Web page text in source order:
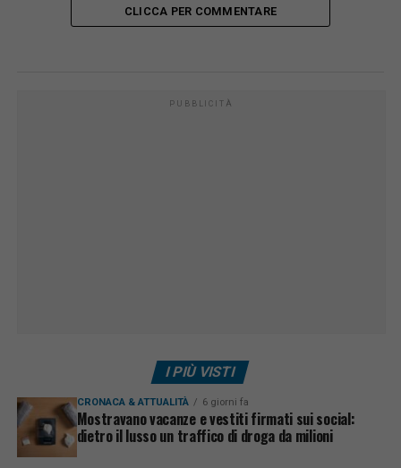
CLICCA PER COMMENTARE
PUBBLICITÀ
I PIÙ VISTI
CRONACA & ATTUALITÀ 6 giorni fa
Mostravano vacanze e vestiti firmati sui social:
dietro il lusso un traffico di droga da milioni